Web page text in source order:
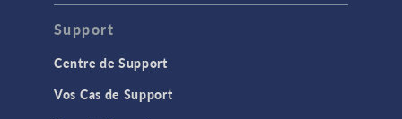
Support
Centre de Support
Vos Cas de Support